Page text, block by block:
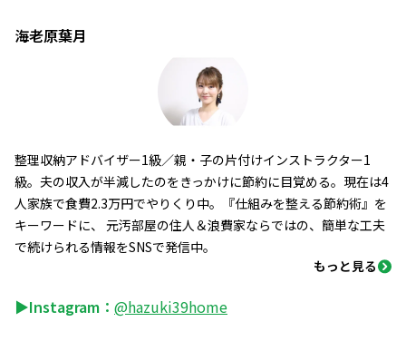
海老原葉月
整理収納アドバイザー1級／親・子の片付けインストラクター1
級。夫の収入が半減したのをきっかけに節約に目覚める。現在は4
人家族で食費2.3万円でやりくり中。『仕組みを整える節約術』を
キーワードに、 元汚部屋の住人＆浪費家ならではの、簡単な工夫
で続けられる情報をSNSで発信中。
もっと見る
▶Instagram： @hazuki39home